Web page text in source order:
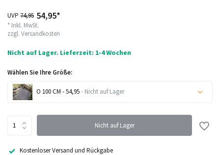
UVP 74,95 54,95*
* Inkl. MwSt.
zzgl. Versandkosten
Nicht auf Lager. Lieferzeit: 1-4 Wochen
Wählen Sie Ihre Größe:
O 100 CM - 54,95- Nicht auf Lager
Nicht auf Lager
Nicht auf Lager
Kostenloser Versand und Rückgabe